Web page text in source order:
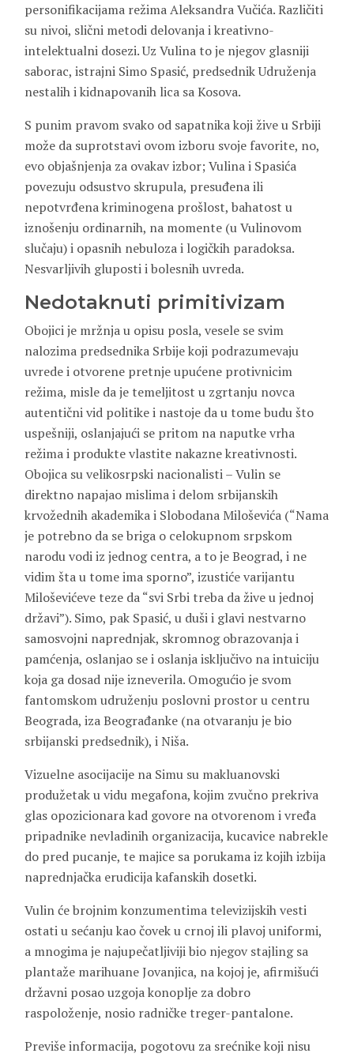
personifikacijama režima Aleksandra Vučića. Različiti
su nivoi, slični metodi delovanja i kreativno-
intelektualni dosezi. Uz Vulina to je njegov glasniji
saborac, istrajni Simo Spasić, predsednik Udruženja
nestalih i kidnapovanih lica sa Kosova.
S punim pravom svako od sapatnika koji žive u Srbiji
može da suprotstavi ovom izboru svoje favorite, no,
evo objašnjenja za ovakav izbor; Vulina i Spasića
povezuju odsustvo skrupula, presuđena ili
nepotvrđena kriminogena prošlost, bahatost u
iznošenju ordinarnih, na momente (u Vulinovom
slučaju) i opasnih nebuloza i logičkih paradoksa.
Nesvarljivih gluposti i bolesnih uvreda.
Nedotaknuti primitivizam
Obojici je mržnja u opisu posla, vesele se svim
nalozima predsednika Srbije koji podrazumevaju
uvrede i otvorene pretnje upućene protivnicim
režima, misle da je temeljitost u zgrtanju novca
autentični vid politike i nastoje da u tome budu što
uspešniji, oslanjajući se pritom na naputke vrha
režima i produkte vlastite nakazne kreativnosti.
Obojica su velikosrpski nacionalisti – Vulin se
direktno napajao mislima i delom srbijanskih
krvožednih akademika i Slobodana Miloševića (“Nama
je potrebno da se briga o celokupnom srpskom
narodu vodi iz jednog centra, a to je Beograd, i ne
vidim šta u tome ima sporno”, izustiće varijantu
Miloševićeve teze da “svi Srbi treba da žive u jednoj
državi”). Simo, pak Spasić, u duši i glavi nestvarno
samosvojni naprednjak, skromnog obrazovanja i
pamćenja, oslanjao se i oslanja isključivo na intuiciju
koja ga dosad nije izneverila. Omogućio je svom
fantomskom udruženju poslovni prostor u centru
Beograda, iza Beograđanke (na otvaranju je bio
srbijanski predsednik), i Niša.
Vizuelne asocijacije na Simu su makluanovski
produžetak u vidu megafona, kojim zvučno prekriva
glas opozicionara kad govore na otvorenom i vređa
pripadnike nevladinih organizacija, kucavice nabrekle
do pred pucanje, te majice sa porukama iz kojih izbija
naprednjačka erudicija kafanskih dosetki.
Vulin će brojnim konzumentima televizijskih vesti
ostati u sećanju kao čovek u crnoj ili plavoj uniformi,
a mnogima je najupečatljiviji bio njegov stajling sa
plantaže marihuane Jovanjica, na kojoj je, afirmišući
državni posao uzgoja konoplje za dobro
raspoloženje, nosio radničke treger-pantalone.
Previše informacija, pogotovu za srećnike koji nisu